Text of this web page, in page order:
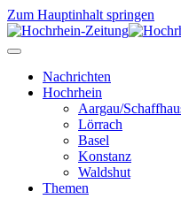
Zum Hauptinhalt springen
Nachrichten
Hochrhein
Aargau/
Lörrach
Basel
Konstanz
Waldshut
Themen